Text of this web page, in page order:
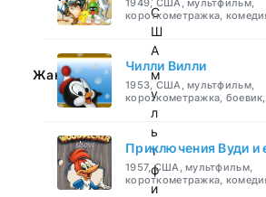
С
Ш
А
Жанр:
м
у
л
ь
т
ф
и
короткометражка,
Чилли Вилли
1953, США, мультфильм,
короткометражка,
приключения, семейный
Приключения Вуди и
1957, США, мультфильм,
короткометражка,